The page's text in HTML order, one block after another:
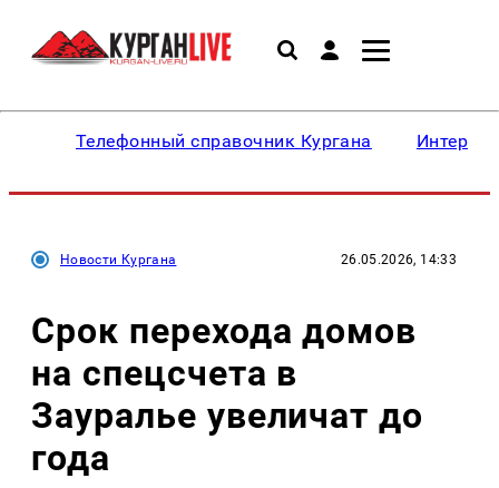
Телефонный справочник Кургана
Новости Кургана 26.05.2026, 14:33
Срок перехода домов
на спецсчета в
Зауралье увеличат до
года